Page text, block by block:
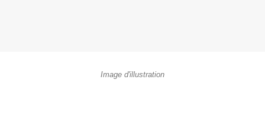
Image d'illustration